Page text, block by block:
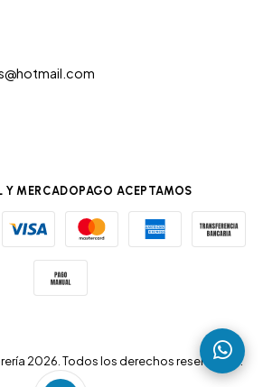
Y MERCADOPAGO ACEPTAMOS
2026. Todos los derechos reservados.